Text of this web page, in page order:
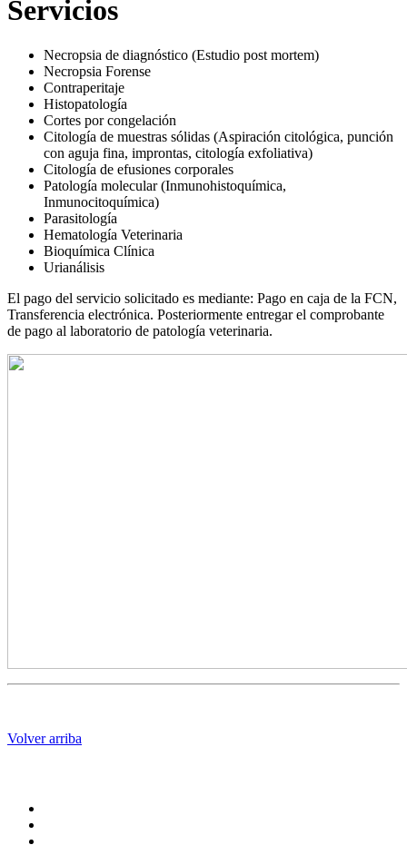
Servicios
Necropsia de diagnóstico (Estudio post mortem)
Necropsia Forense
Contraperitaje
Histopatología
Cortes por congelación
Citología de muestras sólidas (Aspiración citológica, punción
con aguja fina, improntas, citología exfoliativa)
Citología de efusiones corporales
Patología molecular (Inmunohistoquímica,
Inmunocitoquímica)
Parasitología
Hematología Veterinaria
Bioquímica Clínica
Urianálisis
El pago del servicio solicitado es mediante: Pago en caja de la FCN,
Transferencia electrónica. Posteriormente entregar el comprobante
de pago al laboratorio de patología veterinaria.
Volver arriba